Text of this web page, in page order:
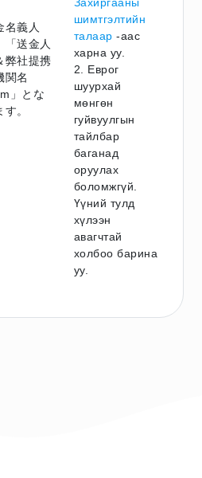
名義人
「送金人
弊社提携
関名
」とな
す。
шимтгэлтийн
талаар -аас
харна уу.
2. Еврог
шуурхай
мөнгөн
гуйвуулгын
тайлбар
баганад
оруулах
боломжгүй.
Үүний тулд
хүлээн
авагчтай
холбоо барина
уу.